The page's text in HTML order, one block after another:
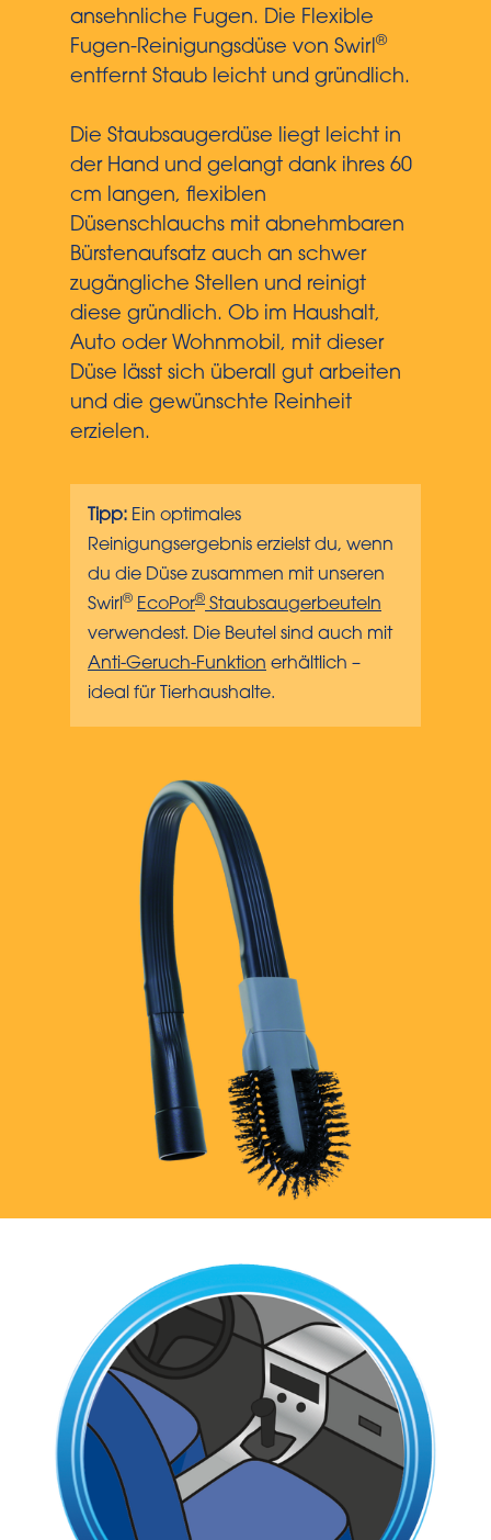
ansehnliche Fugen. Die Flexible
Fugen-Reinigungsdüse von Swirl®
entfernt Staub leicht und gründlich.
Die Staubsaugerdüse liegt leicht in
der Hand und gelangt dank ihres 60
cm langen, flexiblen
Düsenschlauchs mit abnehmbaren
Bürstenaufsatz auch an schwer
zugängliche Stellen und reinigt
diese gründlich. Ob im Haushalt,
Auto oder Wohnmobil, mit dieser
Düse lässt sich überall gut arbeiten
und die gewünschte Reinheit
erzielen.
Tipp: Ein optimales
Reinigungsergebnis erzielst du, wenn
du die Düse zusammen mit unseren
Swirl ® EcoPor® Staubsaugerbeuteln
verwendest. Die Beutel sind auch mit
Anti-Geruch-Funktion erhältlich –
ideal für Tierhaushalte.